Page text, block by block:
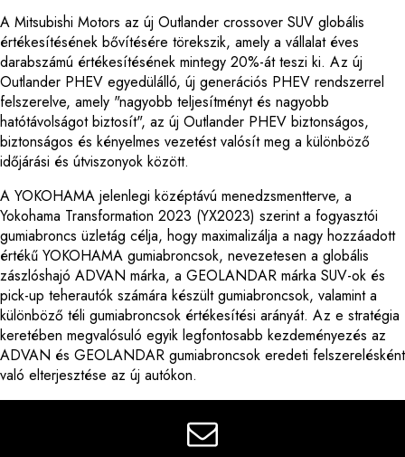
A Mitsubishi Motors az új Outlander crossover SUV globális
értékesítésének bővítésére törekszik, amely a vállalat éves
darabszámú értékesítésének mintegy 20%-át teszi ki. Az új
Outlander PHEV egyedülálló, új generációs PHEV rendszerrel
felszerelve, amely "nagyobb teljesítményt és nagyobb
hatótávolságot biztosít", az új Outlander PHEV biztonságos,
biztonságos és kényelmes vezetést valósít meg a különböző
időjárási és útviszonyok között.
A YOKOHAMA jelenlegi középtávú menedzsmentterve, a
Yokohama Transformation 2023 (YX2023) szerint a fogyasztói
gumiabroncs üzletág célja, hogy maximalizálja a nagy hozzáadott
értékű YOKOHAMA gumiabroncsok, nevezetesen a globális
zászlóshajó ADVAN márka, a GEOLANDAR márka SUV-ok és
pick-up teherautók számára készült gumiabroncsok, valamint a
különböző téli gumiabroncsok értékesítési arányát. Az e stratégia
keretében megvalósuló egyik legfontosabb kezdeményezés az
ADVAN és GEOLANDAR gumiabroncsok eredeti felszerelésként
való elterjesztése az új autókon.